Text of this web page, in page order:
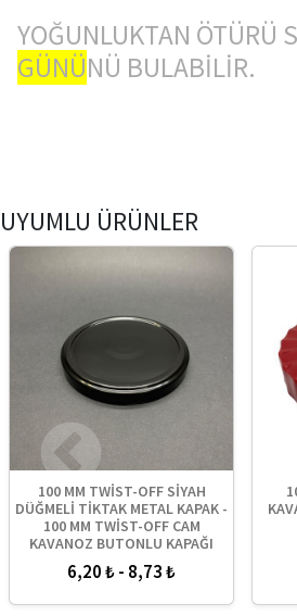
YOĞUNLUKTAN ÖTÜRÜ
GÜNÜNÜ BULABİLİR.
UYUMLU ÜRÜNLER
100 MM TWİST-OFF SİYAH
DÜĞMELİ TİKTAK METAL KAPAK -
100 MM TWİST-OFF CAM
KAVANOZ BUTONLU KAPAĞI
6,20 ₺ - 8,73 ₺